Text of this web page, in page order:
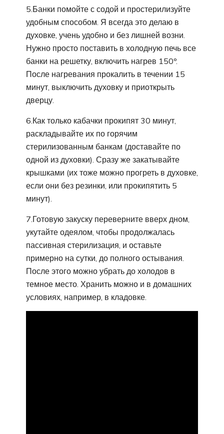
5.Банки помойте с содой и простерилизуйте
удобным способом. Я всегда это делаю в
духовке, учень удобно и без лишней возни.
Нужно просто поставить в холодную печь все
банки на решетку, включить нагрев 150º.
После нагревания прокалить в течении 15
минут, выключить духовку и приоткрыть
дверцу.
6.Как только кабачки прокипят 30 минут,
раскладывайте их по горячим
стерилизованным банкам (доставайте по
одной из духовки). Сразу же закатывайте
крышками (их тоже можно прогреть в духовке,
если они без резинки, или прокипятить 5
минут).
7.Готовую закуску переверните вверх дном,
укутайте одеялом, чтобы продолжалась
пассивная стерилизация, и оставьте
примерно на сутки, до полного остывания.
После этого можно убрать до холодов в
темное место. Хранить можно и в домашних
условиях, например, в кладовке.